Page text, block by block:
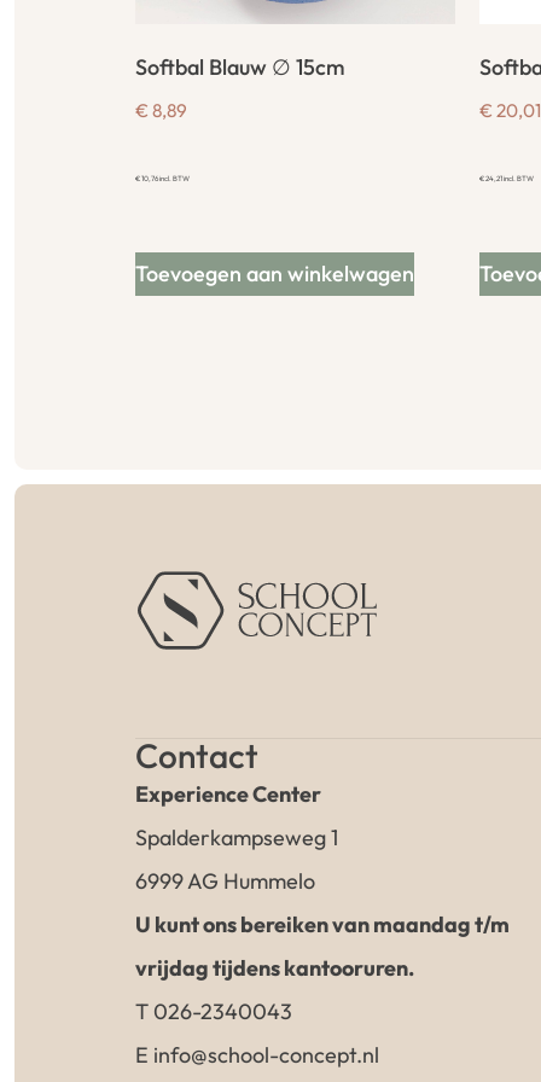
Softbal Blauw ∅ 15cm
€ 8,89
€10,76incl. BTW
Toevoegen aan winkelwagen
€ 20,01
€24,21incl. BTW
Contact
Experience Center
Spalderkampseweg 1
6999 AG Hummelo
U kunt ons bereiken van maandag t/m
vrijdag tijdens kantooruren.
T 026-2340043
E info@school-concept.nl